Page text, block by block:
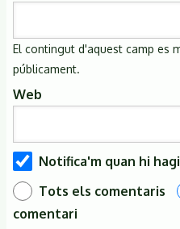
El contingut d'aquest camp es
públicament.
Web
Notifica'm quan hi
Tots els comentaris
comentari